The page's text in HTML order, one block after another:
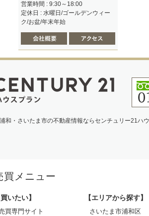
営業時間 : 9:30～18:00
定休日 : 水曜日/ゴールデンウィー
ク/お盆/年末年始
和・さいたま市の不動産情報ならセンチュリー21ハ
買メニュー
買いたい】
買専門サイト
【エリアから探す】
さいたま市浦和区